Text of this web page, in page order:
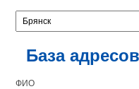
База
ФИО